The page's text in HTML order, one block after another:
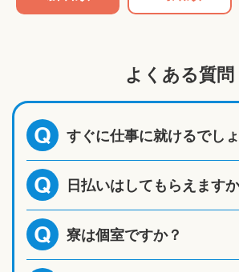
よくある質問
Q すぐに仕事に就けるでし
Q 日払いはしてもらえます
Q 寮は個室ですか？